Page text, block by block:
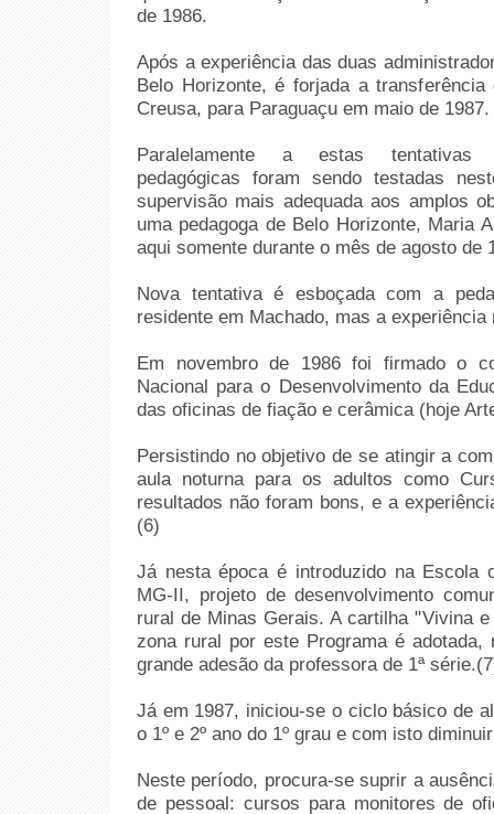
de 1986.
Após a experiência das duas
Belo Horizonte, é forjada a
Creusa, para Paraguaçu em maio de 1987.
Paralelamente a estas tentativas
pedagógicas foram sendo testadas
supervisão mais adequada aos amplos
uma pedagoga de Belo Horizonte, Maria
aqui somente durante o mês de agosto de
Nova tentativa é esboçada com a
residente em Machado, mas a experiência
Em novembro de 1986 foi firmado o
Nacional para o Desenvolvimento da
das oficinas de fiação e cerâmica (hoje
Persistindo no objetivo de se atingir a
aula noturna para os adultos como
resultados não foram bons, e a
(6)
Já nesta época é introduzido na Escola
MG-II, projeto de desenvolvimento
rural de Minas Gerais. A cartilha "Vivina
zona rural por este Programa é
grande adesão da professora de 1ª
Já em 1987, iniciou-se o ciclo básico de
o 1º e 2º ano do 1º grau e com isto
Neste período, procura-se suprir a
de pessoal: cursos para monitores de